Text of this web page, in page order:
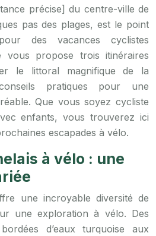
précise] du centre-ville de
pas des plages, est le point
des vacances cyclistes
vous propose trois itinéraires
le littoral magnifique de la
pratiques pour une
Que vous soyez cycliste
enfants, vous trouverez ici
escapades à vélo.
à vélo : une
une incroyable diversité de
une exploration à vélo. Des
d’eaux turquoise aux